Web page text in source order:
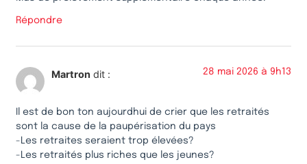
Répondre
Martron dit : 28 mai 2026 à 9h13
Il est de bon ton aujourdhui de crier que les retraités
sont la cause de la paupérisation du pays
-Les retraites seraient trop élevées?
-Les retraités plus riches que les jeunes?